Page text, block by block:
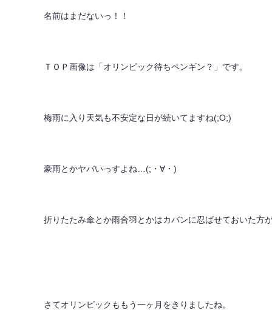
名前はまだないっ！！
ＴＯＰ画像は「オリンピック待ちペンギン？」です。
梅雨に入り天気も不安定な日が続いてますね(;O;)
豪雨とかヤバいっすよね…(;・∀・)
折りたたみ傘とか雨合羽とかはカバンに忍ばせておいた方
さてオリンピックももう一ヶ月をきりましたね。